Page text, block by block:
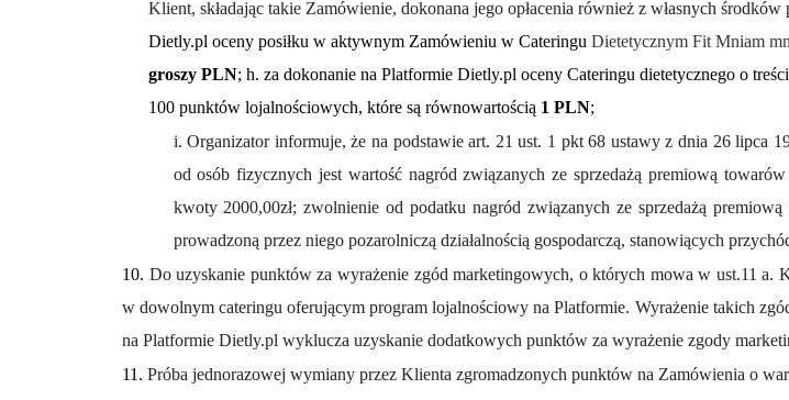
Klient, składając takie Zamówienie, dokonana jego opłacenia również z własnych
Dietly.pl oceny posiłku w aktywnym Zamówieniu w CateringuDietetycznym Fit Mniam
groszy PLN; h. za dokonanie na Platformie Dietly.pl oceny Cateringu dietetycznego o
100 punktów lojalnościowych, które są równowartością 1 PLN;
i. Organizator informuje, że na podstawie art. 21 ust. 1 pkt 68 ustawy z dnia 26 lipca
od osób fizycznych jest wartość nagród związanych ze sprzedażą premiową
kwoty 2000,00zł; zwolnienie od podatku nagród związanych ze sprzedażą
prowadzoną przez niego pozarolniczą działalnością gospodarczą, stanowiących
10. Do uzyskanie punktów za wyrażenie zgód marketingowych, o których mowa w ust.11
w dowolnym cateringu oferującym program lojalnościowy na Platformie. Wyrażenie takich
na Platformie Dietly.pl wyklucza uzyskanie dodatkowych punktów za wyrażenie zgody
11.Próba jednorazowej wymiany przez Klienta zgromadzonych punktów na Zamówienia o